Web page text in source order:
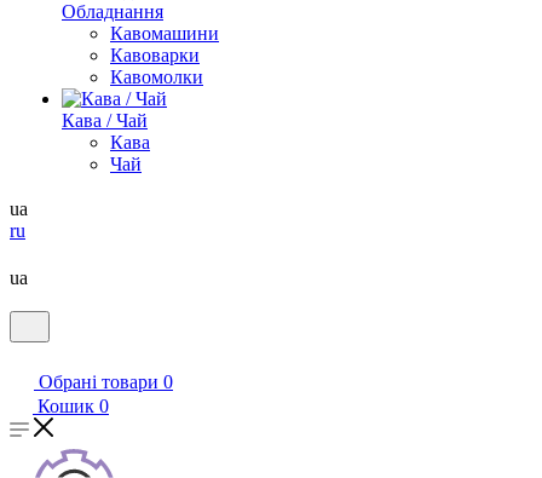
Обладнання
Кавомашини
Кавоварки
Кавомолки
Кава / Чай
Кава
Чай
ua
ru
ua
Обрані товари 0
Кошик 0